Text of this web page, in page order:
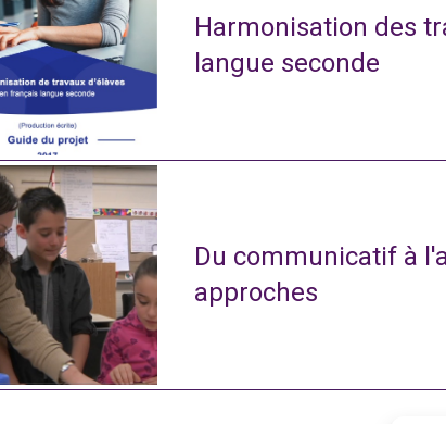
Harmonisation des
langue seconde
Du communicatif à
approches